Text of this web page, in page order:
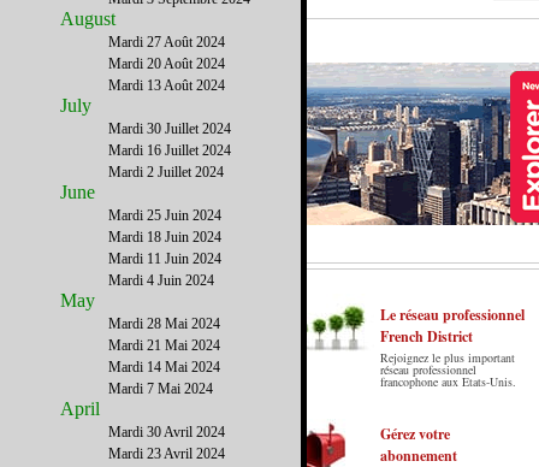
Le French District est le premier guide sur
internet en Français sur les Etats-Unis.
Notre principe : Le meilleur des Etats-Unis
par ceux qui y vivent.
Le réseau professionnel
French District
Rejoignez le plus important
réseau professionnel
francophone aux Etats-Unis.
Gérez votre
abonnement
August
Mardi 27 Août 2024
Mardi 20 Août 2024
Mardi 13 Août 2024
July
Mardi 30 Juillet 2024
Mardi 16 Juillet 2024
Mardi 2 Juillet 2024
June
Mardi 25 Juin 2024
Mardi 18 Juin 2024
Mardi 11 Juin 2024
Mardi 4 Juin 2024
May
Mardi 28 Mai 2024
Mardi 21 Mai 2024
Mardi 14 Mai 2024
Mardi 7 Mai 2024
April
Mardi 30 Avril 2024
Mardi 23 Avril 2024